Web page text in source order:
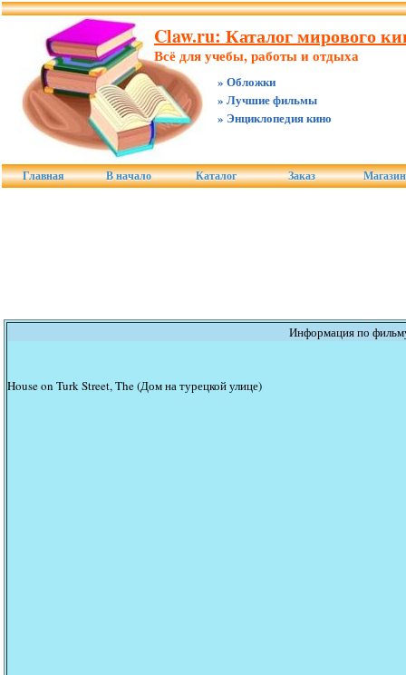
Claw.ru: Каталог мирового
Всё для учебы, работы и отдыха
» Обложки
» Лучшие фильмы
» Энциклопедия кино
Главная В начало Каталог Заказ
Информация по
House on Turk Street, The (Дом на турецкой улице)